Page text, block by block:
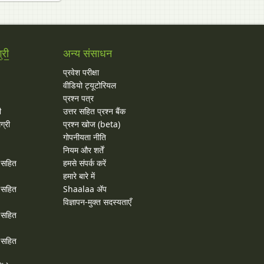
अन्य संसाधन
प्रवेश परीक्षा
वीडियो ट्यूटोरियल
प्रश्न पत्र
उत्तर सहित प्रश्न बैंक
प्रश्न खोज (beta)
गोपनीयता नीति
नियम और शर्तें
हमसे संपर्क करें
हमारे बारे में
Shaalaa ॲप
विज्ञापन-मुक्त सदस्यताएँ